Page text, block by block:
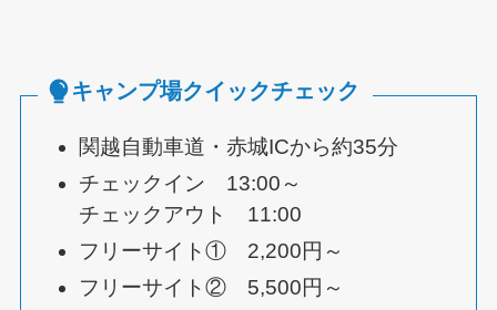
キャンプ場クイックチェック
関越自動車道・赤城ICから約35分
チェックイン 13:00～
チェックアウト 11:00
フリーサイト① 2,200円～
フリーサイト② 5,500円～